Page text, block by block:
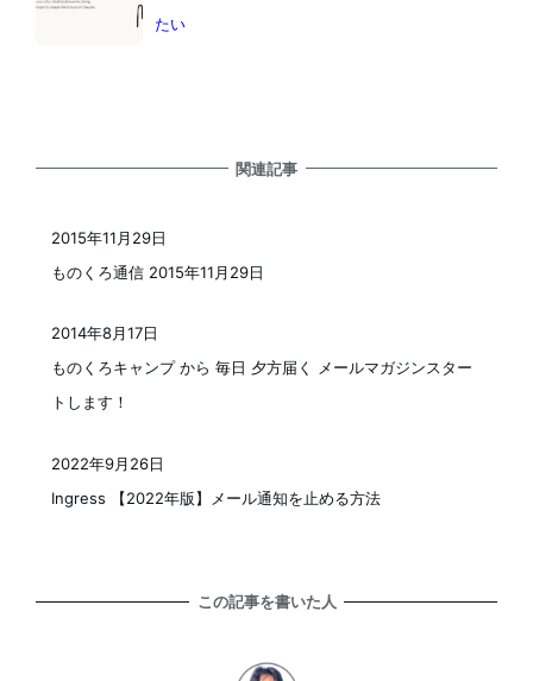
たい
関連記事
ものくろ通信 2015年11月29日
投稿日
2015年11月29日
ものくろキャンプ から 毎日 夕方届く メールマガジンスター
トします！
2014年8月17日
Ingress 【2022年版】メール通知を止める方法
2022年9月26日
この記事を書いた人